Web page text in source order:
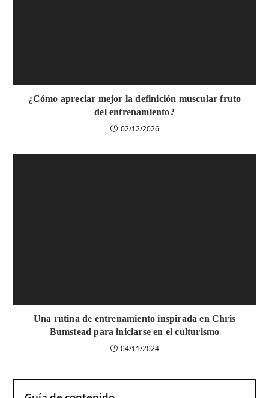
¿Cómo apreciar mejor la definición muscular fruto
del entrenamiento?
02/12/2026
Una rutina de entrenamiento inspirada en Chris
Bumstead para iniciarse en el culturismo
04/11/2024